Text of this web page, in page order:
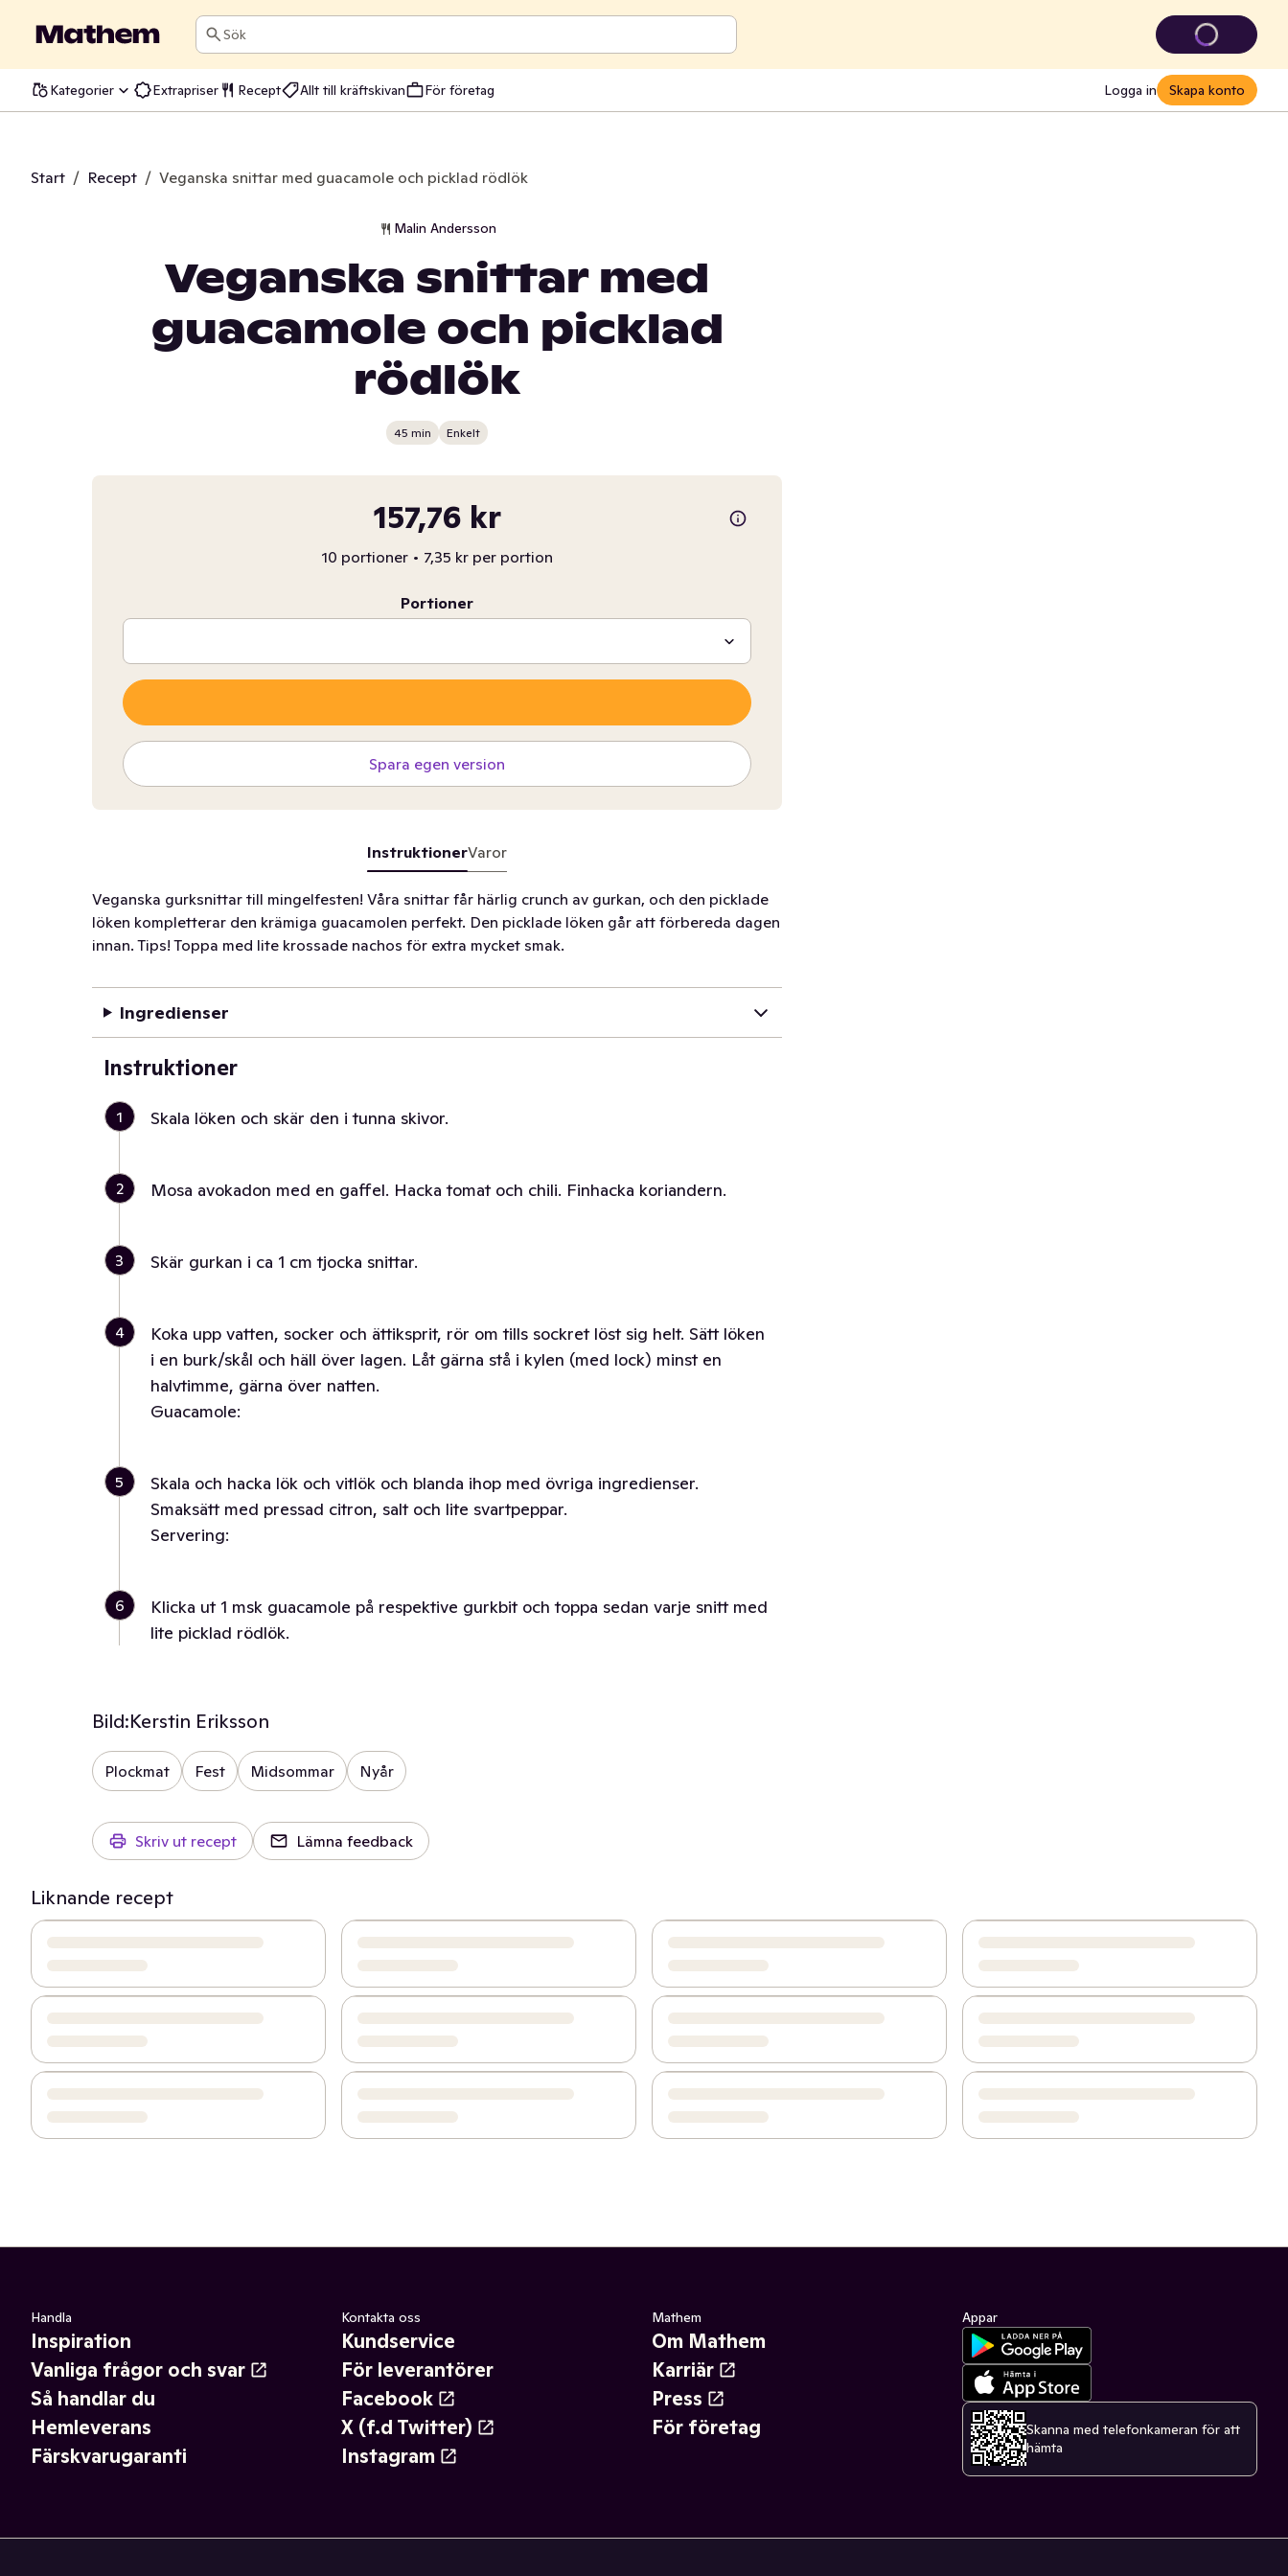
Sök
Kategorier Extrapriser Recept Allt till kräftskivan För företag Logga in Skapa konto
Start / Recept / Veganska snittar med guacamole och picklad rödlök
Malin Andersson
Veganska snittar med
guacamole och picklad
rödlök
45 min Enkelt
157,76 kr
10 portioner • 7,35 kr per portion
Portioner
Spara egen version
InstruktionerVaror
Veganska gurksnittar till mingelfesten! Våra snittar får härlig crunch av gurkan, och den picklade
löken kompletterar den krämiga guacamolen perfekt. Den picklade löken går att förbereda dagen
innan. Tips! Toppa med lite krossade nachos för extra mycket smak.
Ingredienser
Instruktioner
1 Skala löken och skär den i tunna skivor.
2 Mosa avokadon med en gaffel. Hacka tomat och chili. Finhacka koriandern.
3 Skär gurkan i ca 1 cm tjocka snittar.
4
Koka upp vatten, socker och ättiksprit, rör om tills sockret löst sig helt. Sätt löken
i en burk/skål och häll över lagen. Låt gärna stå i kylen (med lock) minst en
halvtimme, gärna över natten.
Guacamole:
5
Skala och hacka lök och vitlök och blanda ihop med övriga ingredienser.
Smaksätt med pressad citron, salt och lite svartpeppar.
Servering:
6
Klicka ut 1 msk guacamole på respektive gurkbit och toppa sedan varje snitt med
lite picklad rödlök.
Bild:Kerstin Eriksson
Plockmat Fest Midsommar Nyår
Skriv ut recept Lämna feedback
Liknande recept
Handla
Inspiration
Vanliga frågor och svar
Så handlar du
Hemleverans
Färskvarugaranti
Kontakta oss
Kundservice
För leverantörer
Facebook
X (f.d Twitter)
Instagram
Mathem
Om Mathem
Karriär
Press
För företag
Appar
Skanna med telefonkameran för att
hämta